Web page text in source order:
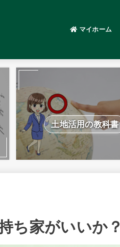
マイホーム
土地活用の教科書
ち家がいいか？